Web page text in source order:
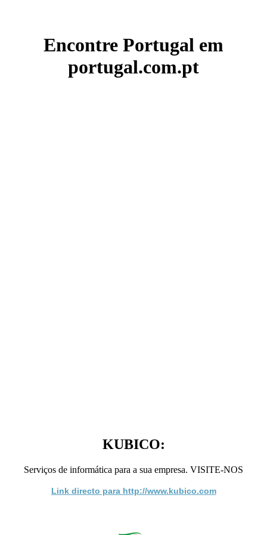
Encontre Portugal em
portugal.com.pt
KUBICO:
Serviços de informática para a sua empresa. VISITE-NOS
Link directo para http://www.kubico.com